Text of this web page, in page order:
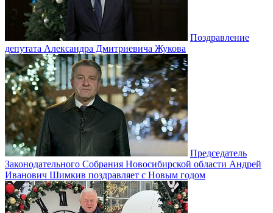
Поздравление
депутата Александра Дмитриевича Жукова
Председатель
Законодательного Собрания Новосибирской области Андрей
Иванович Шимкив поздравляет с Новым годом